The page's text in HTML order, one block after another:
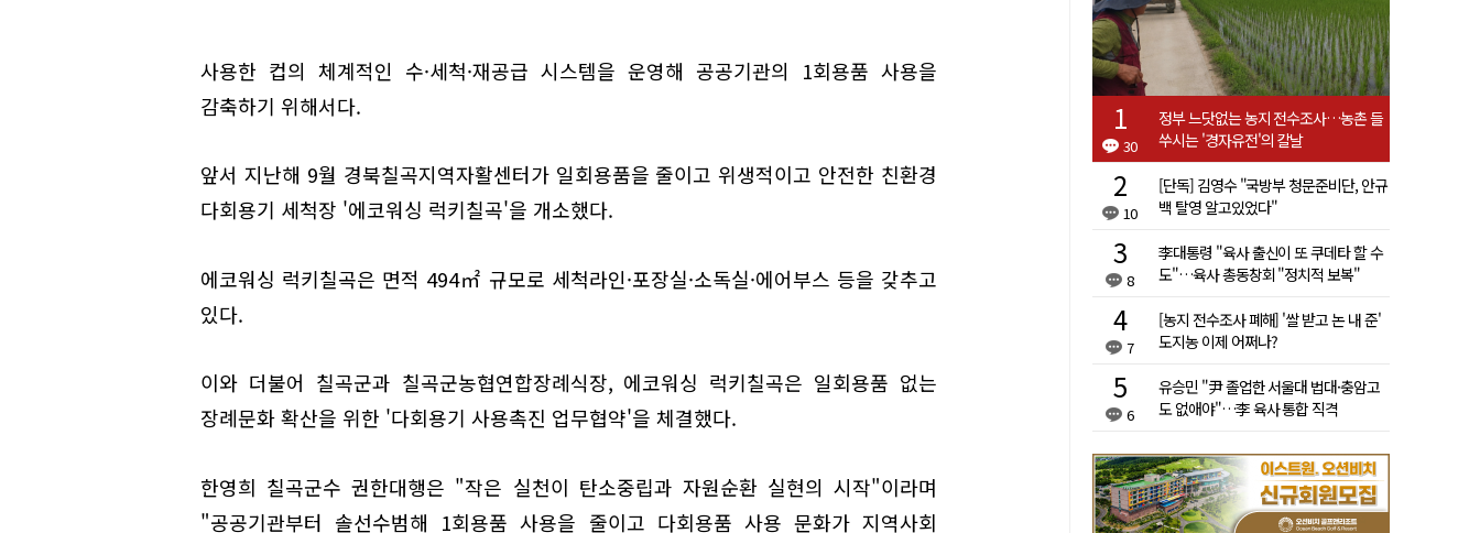
사용한 컵의 체계적인 수·세척·재공급 시스템을 운영해 공공기관의 1회용품 사용을
감축하기 위해서다.
앞서 지난해 9월 경북칠곡지역자활센터가 일회용품을 줄이고 위생적이고 안전한 친환경
다회용기 세척장 '에코워싱 럭키칠곡'을 개소했다.
에코워싱 럭키칠곡은 면적 494㎡ 규모로 세척라인·포장실·소독실·에어부스 등을 갖추고
있다.
이와 더불어 칠곡군과 칠곡군농협연합장례식장, 에코워싱 럭키칠곡은 일회용품 없는
장례문화 확산을 위한 '다회용기 사용촉진 업무협약'을 체결했다.
한영희 칠곡군수 권한대행은 "작은 실천이 탄소중립과 자원순환 실현의 시작"이라며
"공공기관부터 솔선수범해 1회용품 사용을 줄이고 다회용품 사용 문화가 지역사회
30
정부 느닷없는 농지 전수조사…농촌 들
쑤시는 '경자유전'의 칼날
10
[단독] 김영수 "국방부 청문준비단, 안규
백 탈영 알고있었다"
8
李대통령 "육사 출신이 또 쿠데타 할 수
도"…육사 총동창회 "정치적 보복"
7
[농지 전수조사 폐해] '쌀 받고 논 내 준'
도지농 이제 어쩌나?
6
유승민 "尹 졸업한 서울대 법대·충암고
도 없애야"…李 육사 통합 직격